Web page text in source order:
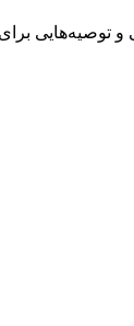
توصیه‌هایی